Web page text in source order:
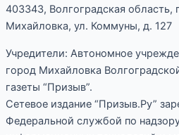
403343, Волгоградская область,
Михайловка, ул. Коммуны, д. 127
Учредители: Автономное
город Михайловка
газеты “Призыв”.
Сетевое издание “Призыв.Ру”
Федеральной службой по